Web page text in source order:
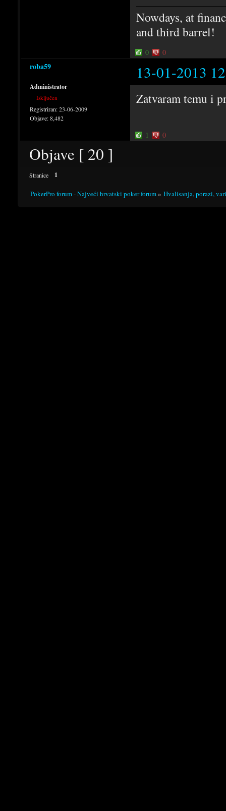
Nowdays, at
and third barrel!
0 0
roba59 13-01-2013
Administrator
Isključen
Registriran:23-06-2009
Objave:8,482
Zatvaram temu i
1 0
Objave [ 20 ]
Stranice 1
PokerPro forum - Najveći hrvatski poker forum» Hvalisanja, porazi,